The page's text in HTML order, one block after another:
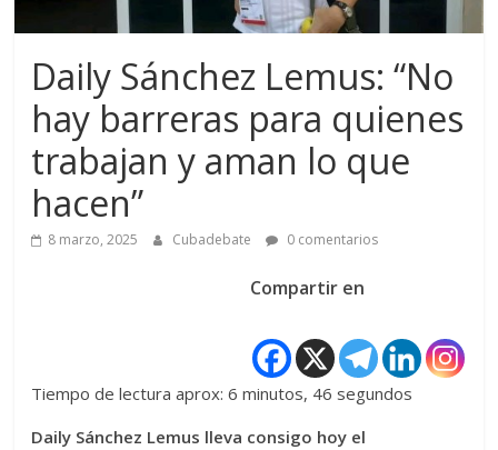
Daily Sánchez Lemus: “No
hay barreras para quienes
trabajan y aman lo que
hacen”
8 marzo, 2025 Cubadebate 0 comentarios
Compartir en
Tiempo de lectura aprox: 6 minutos, 46 segundos
Daily Sánchez Lemus lleva consigo hoy el